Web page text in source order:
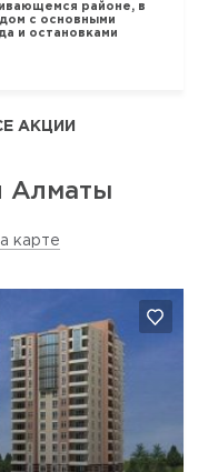
районе, в
с основными
и остановками
АКЦИИ
Алматы
карте